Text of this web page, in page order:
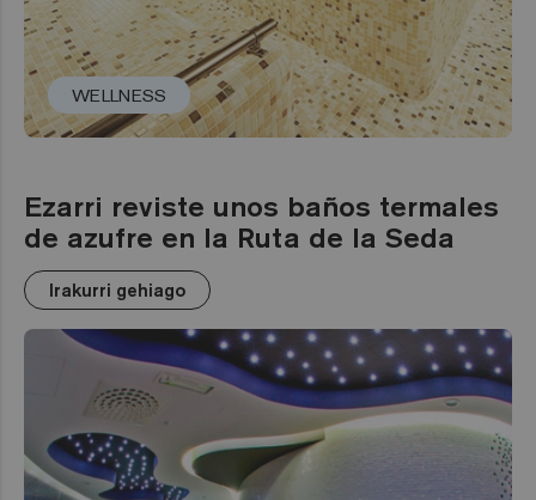
WELLNESS
Ezarri reviste unos baños termales
de azufre en la Ruta de la Seda
Irakurri gehiago